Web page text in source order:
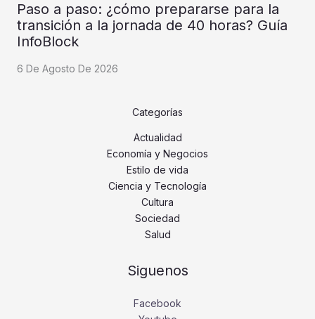
Paso a paso: ¿cómo prepararse para la
transición a la jornada de 40 horas? Guía
InfoBlock
6 De Agosto De 2026
Categorías
Actualidad
Economía y Negocios
Estilo de vida
Ciencia y Tecnología
Cultura
Sociedad
Salud
Siguenos
Facebook